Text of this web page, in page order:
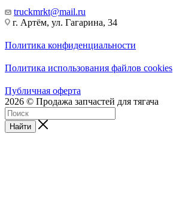
truckmrkt@mail.ru
г. Артём, ул. Гагарина, 34
Политика конфиденциальности
Политика использования файлов cookies
Публичная оферта
2026 © Продажа запчастей для тягача
Найти